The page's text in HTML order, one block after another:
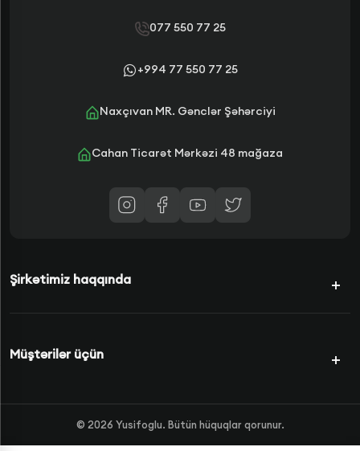
Şirkətimiz haqqında
Kredit Növləri
Müştərilər üçün
Məhsullar
077 550 77 25
+994 77 550 77 25
Naxçıvan MR. Gənclər Şəhərciyi
Cahan Ticarət Mərkəzi 48 mağaza
© 2026 Yusifoglu. Bütün hüquqlar qorunur.